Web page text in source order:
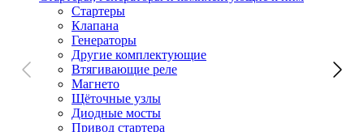
Стартеры
Клапана
Генераторы
Другие комплектующие
Втягивающие реле
Магнето
Щёточные узлы
Диодные мосты
Привод стартера